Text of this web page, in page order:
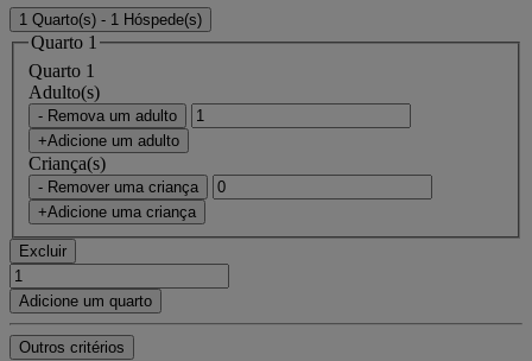
1 Quarto(s) - 1 Hóspede(s)
Quarto 1
Quarto 1
Adulto(s)
- Remova um adulto
+Adicione um adulto
Criança(s)
- Remover uma criança
+Adicione uma criança
Excluir
Adicione um quarto
Outros critérios